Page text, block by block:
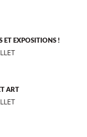
ET EXPOSITIONS !
ART